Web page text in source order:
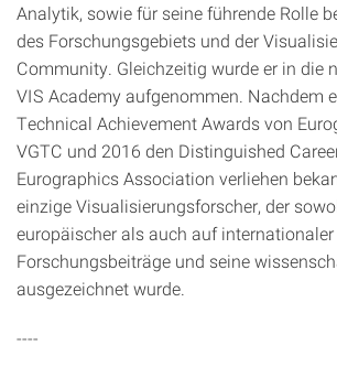
Analytik, sowie für seine führende Rolle
des Forschungsgebiets und der
Community. Gleichzeitig wurde er in die
VIS Academy aufgenommen. Nachdem
Technical Achievement Awards von
VGTC und 2016 den Distinguished
Eurographics Association verliehen
einzige Visualisierungsforscher, der
europäischer als auch auf internationaler
Forschungsbeiträge und seine
ausgezeichnet wurde.
----